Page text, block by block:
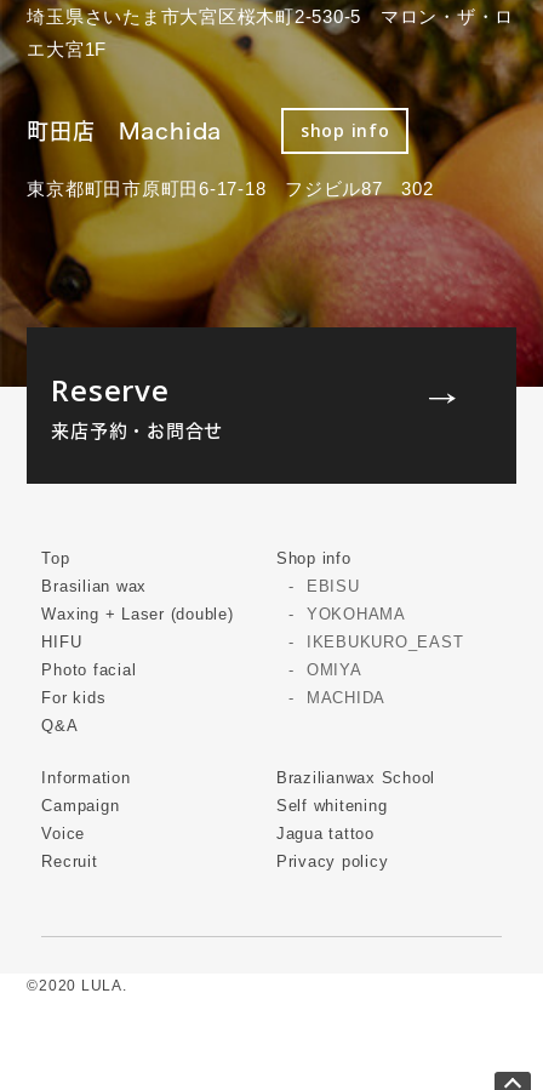
埼玉県さいたま市大宮区桜木町2-530-5 マロン・ザ・ロ
エ大宮1F
町田店 Machida shop info
東京都町田市原町田6-17-18 フジビル87 302
Reserve
来店予約・お問合せ
Top
Brasilian wax
Waxing + Laser (double)
HIFU
Photo facial
For kids
Q&A
Shop info
EBISU
YOKOHAMA
IKEBUKURO_EAST
OMIYA
MACHIDA
Information
Campaign
Voice
Recruit
Brazilianwax School
Self whitening
Jagua tattoo
Privacy policy
©2020 LULA.